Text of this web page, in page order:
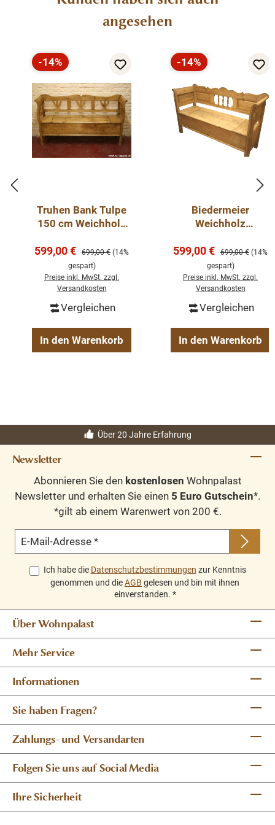
angesehen
Rabatt
-14%
Truhen Bank Tulpe
150 cm Weichholz
Verkaufspreis:
599,00 € Regulärer Preis:
699,00 € (14%
gespart)
Preise inkl. MwSt. zzgl.
Versandkosten
Vergleichen
In den Warenkorb
Rabatt
-14%
Biedermeier
Weichholz
Verkaufspreis:
599,00 € Regulärer Preis:
699,00 € (14%
gespart)
Preise inkl. MwSt. zzgl.
Versandkosten
Vergleichen
In den Warenkorb
Über 20 Jahre Erfahrung
Newsletter
Abonnieren Sie den kostenlosen Wohnpalast
Newsletter und erhalten Sie einen 5 Euro Gutschein*.
*gilt ab einem Warenwert von 200 €.
E-Mail-Adresse *
Ich habe die Datenschutzbestimmungen zur Kenntnis
genommen und dieAGB gelesen und bin mit ihnen
einverstanden. *
Über Wohnpalast
Mehr Service
Informationen
Sie haben Fragen?
Zahlungs- und Versandarten
Folgen Sie uns auf Social Media
Ihre Sicherheit